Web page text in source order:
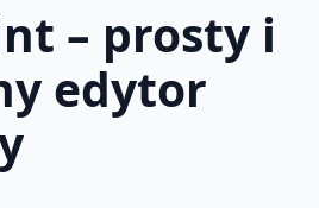
– prosty i
edytor